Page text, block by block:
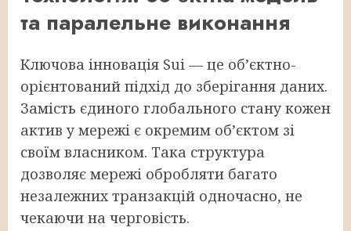
та паралельне виконання
Ключова інновація Sui — це обʼєктно-
орієнтований підхід до зберігання даних.
Замість єдиного глобального стану кожен
актив у мережі є окремим обʼєктом зі
своїм власником. Така структура
дозволяє мережі обробляти багато
незалежних транзакцій одночасно, не
чекаючи на черговість.